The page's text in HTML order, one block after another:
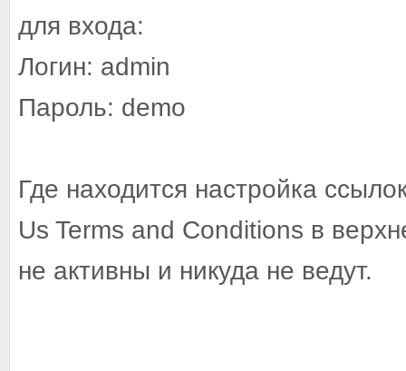
для входа:
Логин: admin
Пароль: demo
Где находится настройка
Us Terms and Conditions в
не активны и никуда не ведут.